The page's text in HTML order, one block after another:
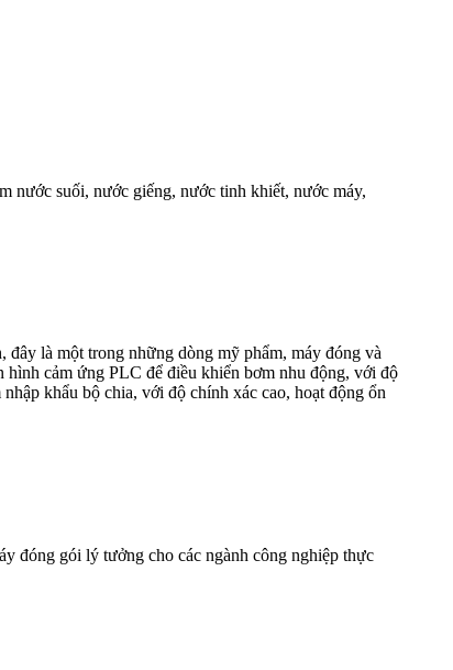
nước suối, nước giếng, nước tinh khiết, nước máy,
là một trong những dòng mỹ phẩm, máy đóng và
hình cảm ứng PLC để điều khiển bơm nhu động, với độ
khẩu bộ chia, với độ chính xác cao, hoạt động ổn
đóng gói lý tưởng cho các ngành công nghiệp thực